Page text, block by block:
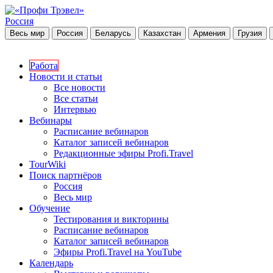
Россия
Весь мир Россия Беларусь Казахстан Армения Грузия
Работа
Новости и статьи
Все новости
Все статьи
Интервью
Вебинары
Расписание вебинаров
Каталог записей вебинаров
Редакционные эфиры Profi.Travel
TourWiki
Поиск партнёров
Россия
Весь мир
Обучение
Тестирования и викторины
Расписание вебинаров
Каталог записей вебинаров
Эфиры Profi.Travel на YouTube
Календарь